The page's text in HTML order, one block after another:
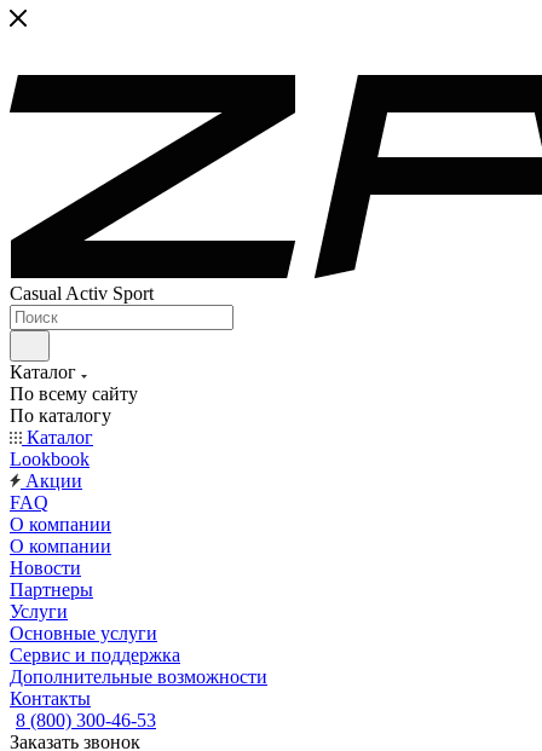
Casual Activ Sport
Каталог
По всему сайту
По каталогу
Каталог
Lookbook
Акции
FAQ
О компании
О компании
Новости
Партнеры
Услуги
Основные услуги
Сервис и поддержка
Дополнительные возможности
Контакты
8 (800) 300-46-53
Заказать звонок